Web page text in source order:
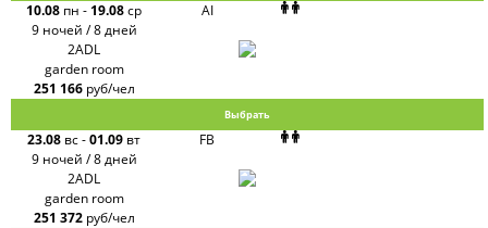
10.08 пн - 19.08ср
9 ночей / 8 дней
AI
2ADL
garden room
251 166 руб/чел
Выбрать
23.08 вс-01.09 вт
9 ночей / 8 дней
FB
2ADL
garden room
251 372 руб/чел